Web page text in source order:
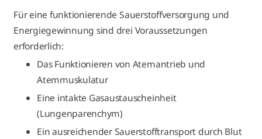
Für eine funktionierende Sauerstoffversorgung und
Energiegewinnung sind drei Voraussetzungen
erforderlich:
Das Funktionieren von Atemantrieb und
Atemmuskulatur
Eine intakte Gasaustauscheinheit
(Lungenparenchym)
Ein ausreichender Sauerstofftransport durch Blut